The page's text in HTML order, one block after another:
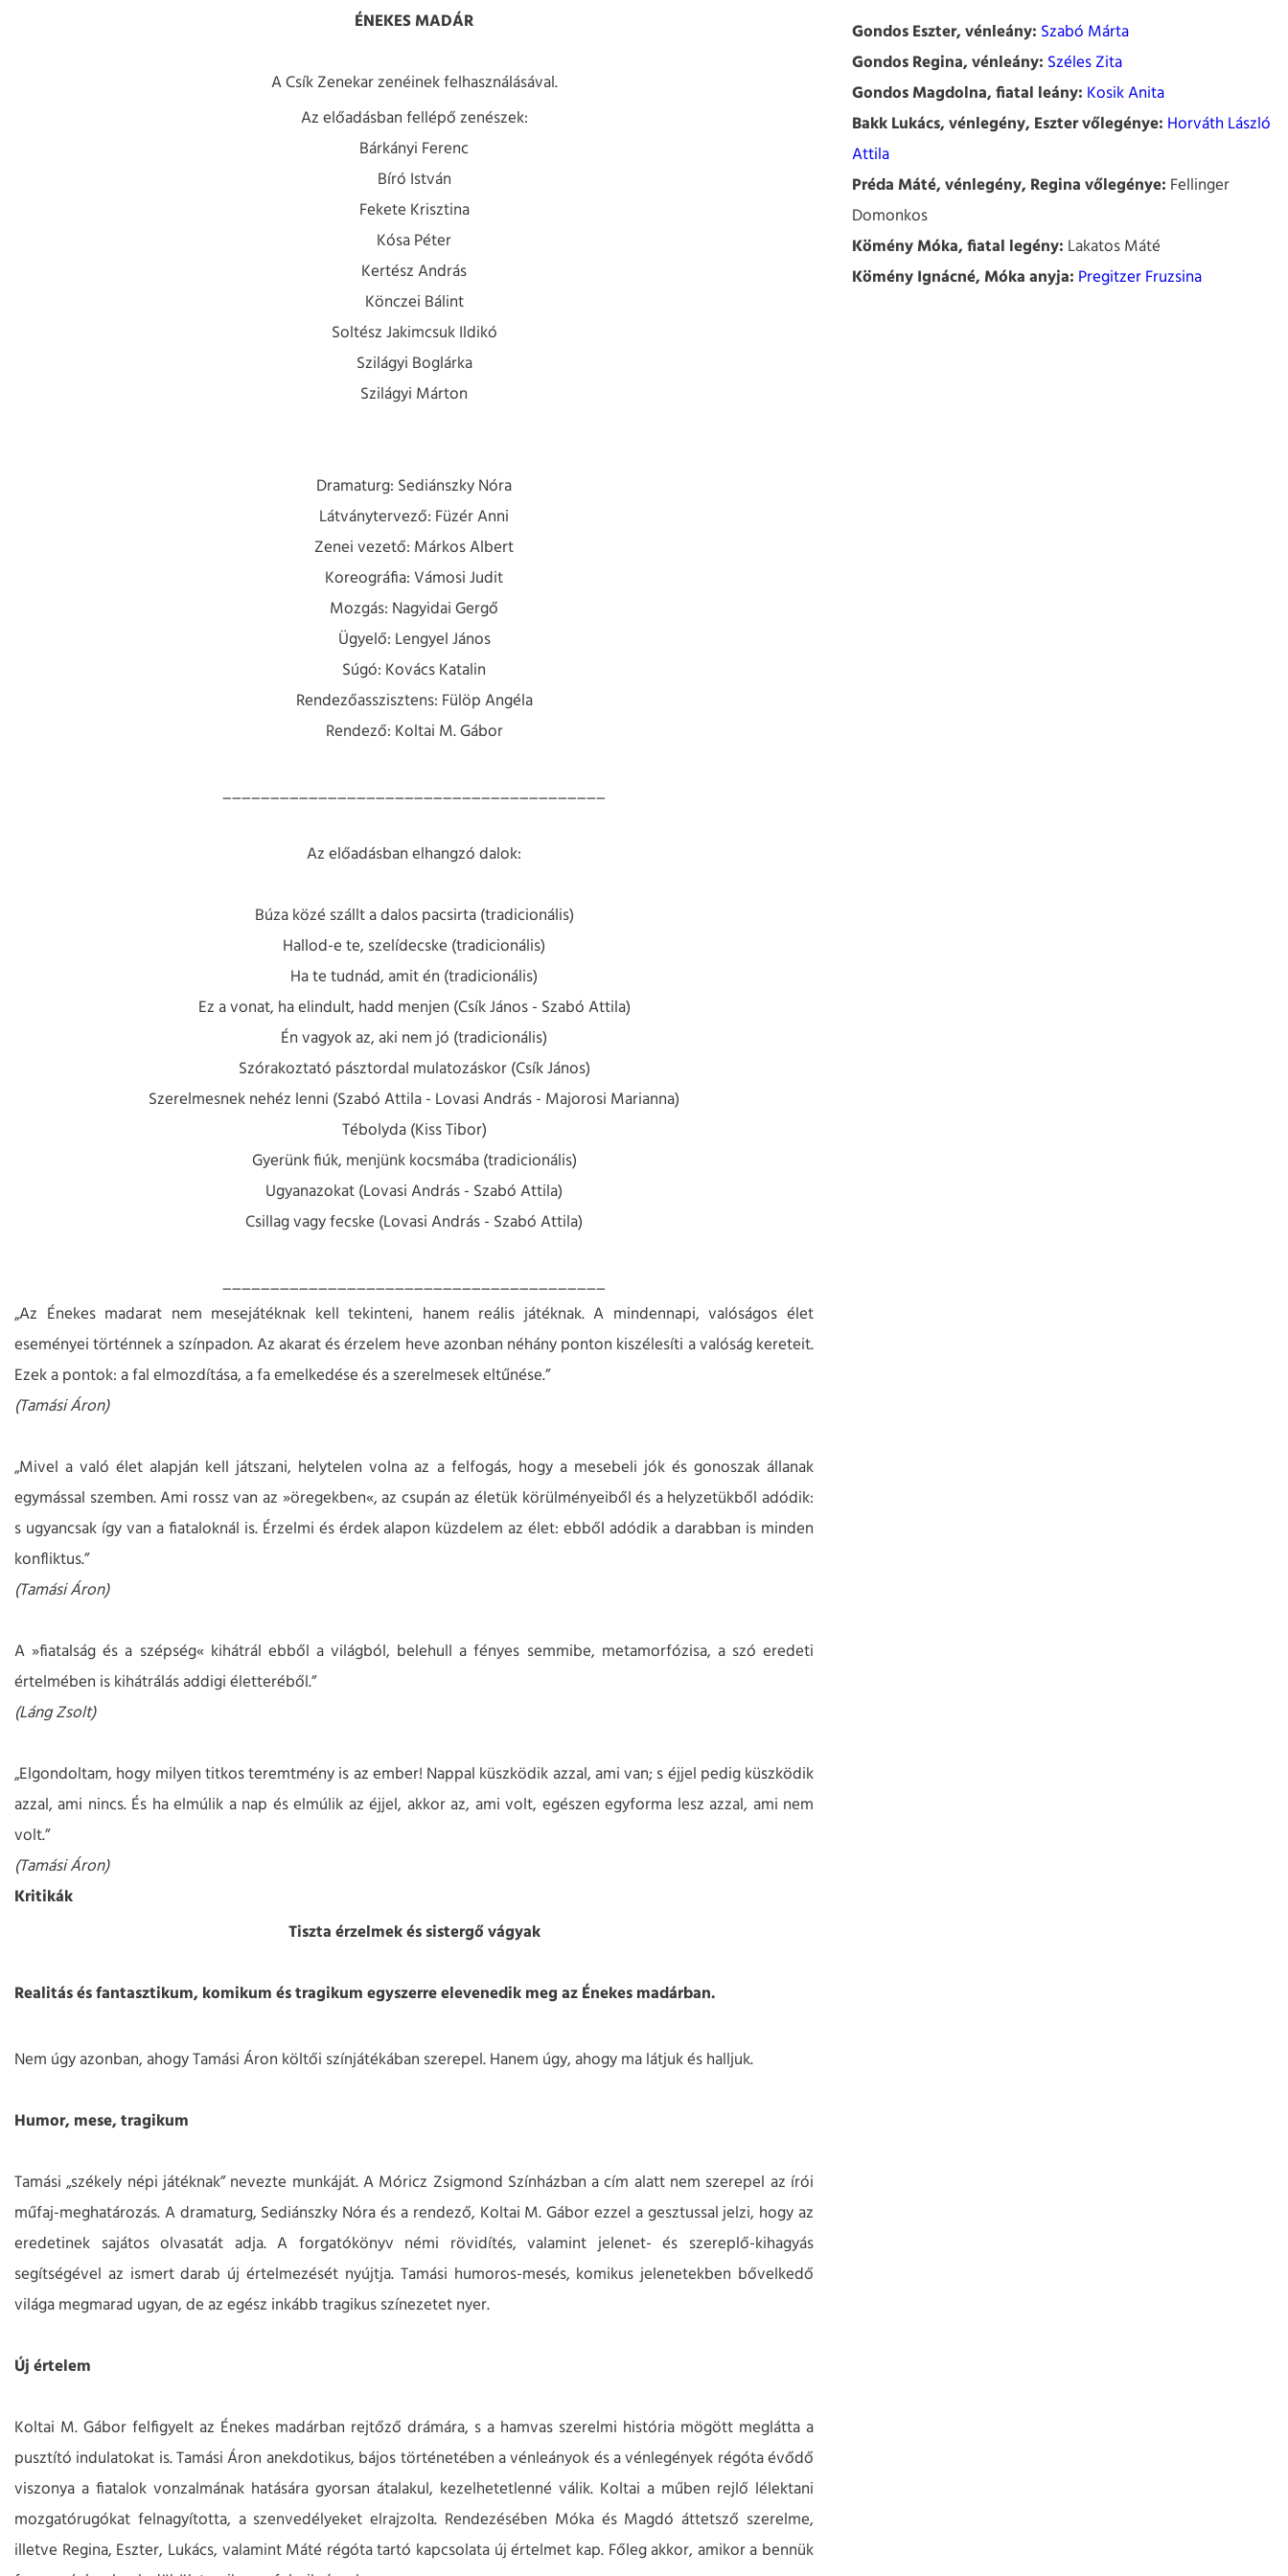
ÉNEKES MADÁR
A Csík Zenekar zenéinek felhasználásával.
Az előadásban fellépő zenészek:
Bárkányi Ferenc
Bíró István
Fekete Krisztina
Kósa Péter
Kertész András
Könczei Bálint
Soltész Jakimcsuk Ildikó
Szilágyi Boglárka
Szilágyi Márton
Dramaturg: Sediánszky Nóra
Látványtervező: Füzér Anni
Zenei vezető: Márkos Albert
Koreográfia: Vámosi Judit
Mozgás: Nagyidai Gergő
Ügyelő: Lengyel János
Súgó: Kovács Katalin
Rendezőasszisztens: Fülöp Angéla
Rendező: Koltai M. Gábor
________________________________________
Az előadásban elhangzó dalok:
Búza közé szállt a dalos pacsirta (tradicionális)
Hallod-e te, szelídecske (tradicionális)
Ha te tudnád, amit én (tradicionális)
Ez a vonat, ha elindult, hadd menjen (Csík János - Szabó Attila)
Én vagyok az, aki nem jó (tradicionális)
Szórakoztató pásztordal mulatozáskor (Csík János)
Szerelmesnek nehéz lenni (Szabó Attila - Lovasi András - Majorosi Marianna)
Tébolyda (Kiss Tibor)
Gyerünk fiúk, menjünk kocsmába (tradicionális)
Ugyanazokat (Lovasi András - Szabó Attila)
Csillag vagy fecske (Lovasi András - Szabó Attila)
________________________________________
„Az Énekes madarat nem mesejátéknak kell tekinteni, hanem reális játéknak. A mindennapi, valóságos élet
eseményei történnek a színpadon. Az akarat és érzelem heve azonban néhány ponton kiszélesíti a valóság kereteit.
Ezek a pontok: a fal elmozdítása, a fa emelkedése és a szerelmesek eltűnése.”
(Tamási Áron)
„Mivel a való élet alapján kell játszani, helytelen volna az a felfogás, hogy a mesebeli jók és gonoszak állanak
egymással szemben. Ami rossz van az »öregekben«, az csupán az életük körülményeiből és a helyzetükből adódik:
s ugyancsak így van a fiataloknál is. Érzelmi és érdek alapon küzdelem az élet: ebből adódik a darabban is minden
konfliktus.”
(Tamási Áron)
A »fiatalság és a szépség« kihátrál ebből a világból, belehull a fényes semmibe, metamorfózisa, a szó eredeti
értelmében is kihátrálás addigi életteréből.”
(Láng Zsolt)
„Elgondoltam, hogy milyen titkos teremtmény is az ember! Nappal küszködik azzal, ami van; s éjjel pedig küszködik
azzal, ami nincs. És ha elmúlik a nap és elmúlik az éjjel, akkor az, ami volt, egészen egyforma lesz azzal, ami nem
volt.”
(Tamási Áron)
Kritikák
Tiszta érzelmek és sistergő vágyak
Realitás és fantasztikum, komikum és tragikum egyszerre elevenedik meg az Énekes madárban.
Nem úgy azonban, ahogy Tamási Áron költői színjátékában szerepel. Hanem úgy, ahogy ma látjuk és halljuk.
Humor, mese, tragikum
Tamási „székely népi játéknak” nevezte munkáját. A Móricz Zsigmond Színházban a cím alatt nem szerepel az írói
műfaj-meghatározás. A dramaturg, Sediánszky Nóra és a rendező, Koltai M. Gábor ezzel a gesztussal jelzi, hogy az
eredetinek sajátos olvasatát adja. A forgatókönyv némi rövidítés, valamint jelenet- és szereplő-kihagyás
segítségével az ismert darab új értelmezését nyújtja. Tamási humoros-mesés, komikus jelenetekben bővelkedő
világa megmarad ugyan, de az egész inkább tragikus színezetet nyer.
Új értelem
Koltai M. Gábor felfigyelt az Énekes madárban rejtőző drámára, s a hamvas szerelmi história mögött meglátta a
pusztító indulatokat is. Tamási Áron anekdotikus, bájos történetében a vénleányok és a vénlegények régóta évődő
viszonya a fiatalok vonzalmának hatására gyorsan átalakul, kezelhetetlenné válik. Koltai a műben rejlő lélektani
mozgatórugókat felnagyította, a szenvedélyeket elrajzolta. Rendezésében Móka és Magdó áttetsző szerelme,
illetve Regina, Eszter, Lukács, valamint Máté régóta tartó kapcsolata új értelmet kap. Főleg akkor, amikor a bennük
Gondos Eszter, vénleány: Szabó Márta
Gondos Regina, vénleány: Széles Zita
Gondos Magdolna, fiatal leány: Kosik Anita
Bakk Lukács, vénlegény, Eszter vőlegénye: Horváth László
Attila
Préda Máté, vénlegény, Regina vőlegénye: Fellinger
Domonkos
Kömény Móka, fiatal legény: Lakatos Máté
Kömény Ignácné, Móka anyja: Pregitzer Fruzsina